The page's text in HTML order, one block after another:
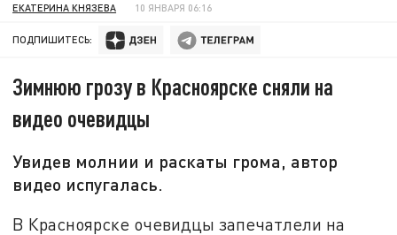
ЕКАТЕРИНА КНЯЗЕВА 10 ЯНВАРЯ 06:16
ПОДПИШИТЕСЬ:
Зимнюю грозу в Красноярске сняли на
видео очевидцы
Увидев молнии и раскаты грома, автор
видео испугалась.
В Красноярске очевидцы запечатлели на